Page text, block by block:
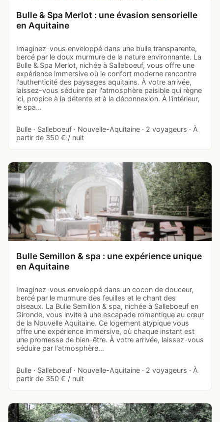
Bulle & Spa Merlot : une évasion sensorielle
en Aquitaine
Imaginez-vous enveloppé dans une bulle transparente,
bercé par le doux murmure de la nature environnante. La
Bulle & Spa Merlot, nichée à Salleboeuf, vous offre une
expérience immersive où le confort moderne rencontre
l'authenticité des paysages aquitains. À votre arrivée,
laissez-vous séduire par l'atmosphère paisible qui règne
ici, propice à la détente et à la déconnexion. À l'intérieur,
le spa…
Bulle · Salleboeuf · Nouvelle-Aquitaine · 2 voyageurs · À
partir de 350 € / nuit
Bulle Semillon & spa : une expérience unique
en Aquitaine
Imaginez-vous enveloppé dans un cocon de douceur,
bercé par le murmure des feuilles et le chant des
oiseaux. La Bulle Semillon & spa, nichée à Salleboeuf en
Gironde, vous invite à une escapade romantique au cœur
de la Nouvelle Aquitaine. Ce logement atypique vous
offre une expérience immersive, où chaque instant est
une promesse de bien-être. À votre arrivée, laissez-vous
séduire par l'atmosphère…
Bulle · Salleboeuf · Nouvelle-Aquitaine · 2 voyageurs · À
partir de 350 € / nuit